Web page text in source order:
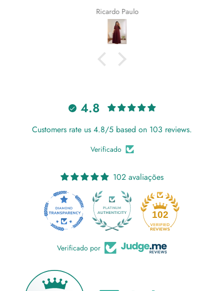
Ricardo Paulo
4.8
Customers rate us 4.8/5 based on 103 reviews.
Verificado
102 avaliações
102
Verificado por